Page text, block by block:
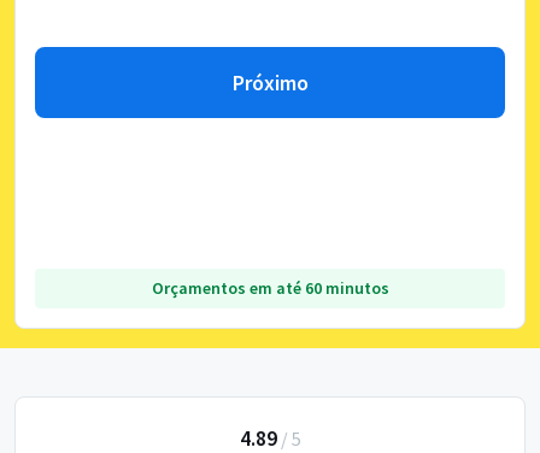
Próximo
Orçamentos em até 60 minutos
4.89/ 5